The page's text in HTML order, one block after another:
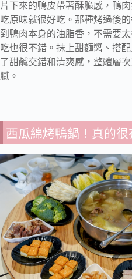
片下來的鴨皮帶著酥脆感，鴨
吃原味就很好吃。那種烤過後
到鴨肉本身的油脂香，不需要
吃也很不錯。抹上甜麵醬、搭
了甜鹹交錯和清爽感，整體層
膩。
西瓜綿烤鴨鍋！真的很